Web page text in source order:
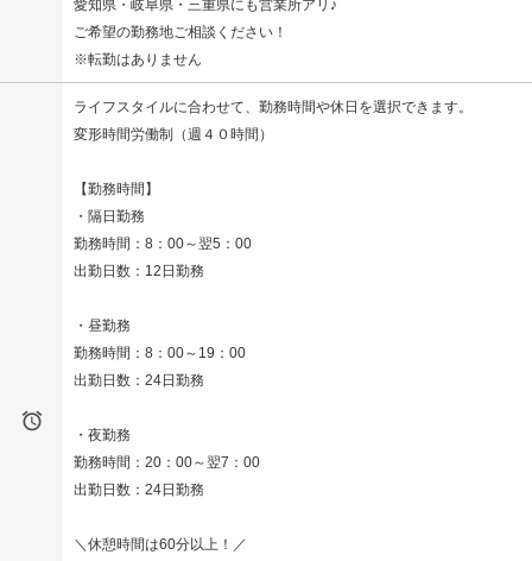
愛知県・岐阜県・三重県にも営業所アリ♪
ご希望の勤務地ご相談ください！
※転勤はありません

ライフスタイルに合わせて、勤務時間や休日を選択できます。
変形時間労働制（週４０時間）
【勤務時間】
・隔日勤務
勤務時間：8：00～翌5：00
出勤日数：12日勤務
・昼勤務
勤務時間：8：00～19：00
出勤日数：24日勤務
・夜勤務
勤務時間：20：00～翌7：00
出勤日数：24日勤務
＼休憩時間は60分以上！／